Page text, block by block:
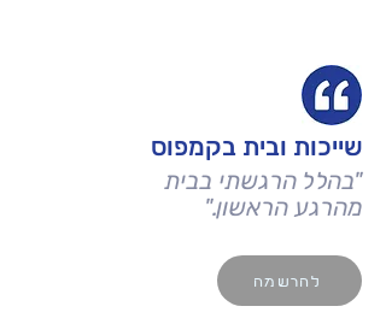
שייכות ובית בקמפוס
"בהלל הרגשתי בבית
מהרגע הראשון."
להרשמה